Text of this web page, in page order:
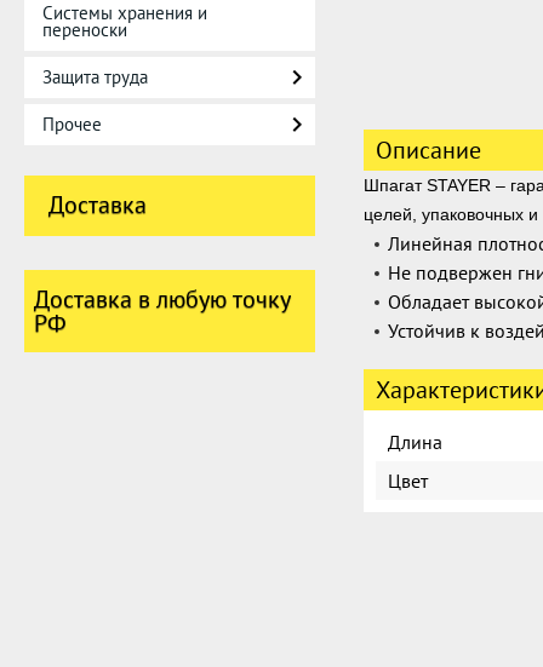
Системы хранения и
переноски
Защита труда
Прочее
Доставка
Доставка в любую точку
РФ
Описание
Шпагат STAYER –
целей, упаковочных
Линейная
Не подвержен
Обладает
Устойчив к
Длина
Цвет